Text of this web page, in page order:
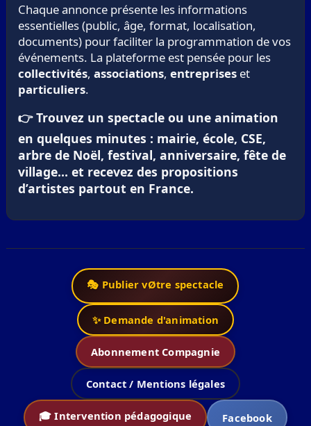
Chaque annonce présente les informations
essentielles (public, âge, format, localisation,
documents) pour faciliter la programmation de vos
événements. La plateforme est pensée pour les
collectivités, associations, entrepriseset
particuliers.
👉 Trouvez un spectacle ou une animation
en quelques minutes : mairie, école, CSE,
arbre de Noël, festival, anniversaire, fête de
village… et recevez des propositions
d’artistes partout en France.
🎭 Publier vØtre spectacle
✨ Demande d'animation
Abonnement Compagnie
Contact / Mentions légales
🎓 Intervention pédagogique Facebook